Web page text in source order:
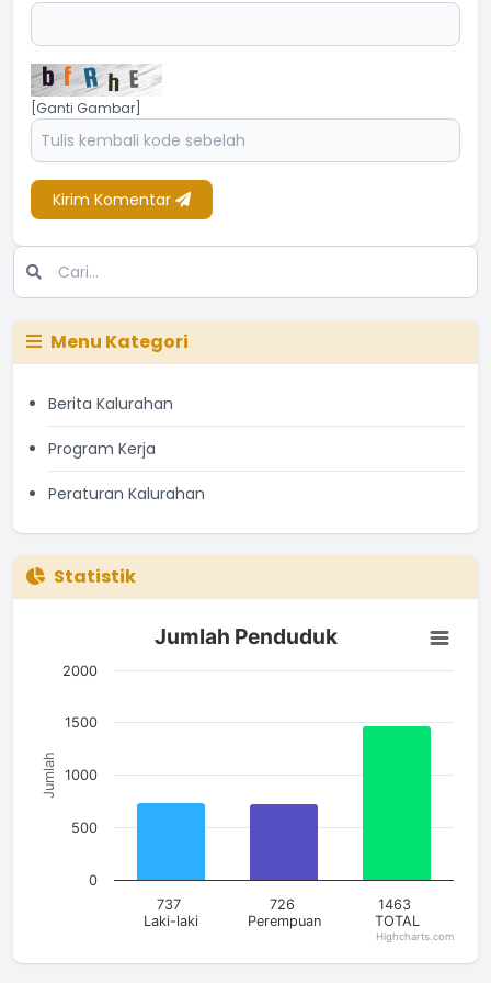
[Ganti Gambar]
Kirim Komentar
Menu Kategori
Berita Kalurahan
Program Kerja
Peraturan Kalurahan
Statistik
Jumlah Penduduk
Bar chart with 3 bars.
The chart has 1 X axis displaying categories.
Jumlah
Jumlah Penduduk
737
Laki-laki
726
Perempuan
1463
TOTAL
0
500
1000
1500
2000
Highcharts.com